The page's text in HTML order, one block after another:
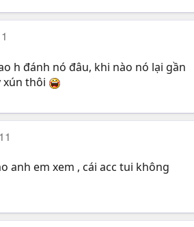
h đánh nó đâu, khi nào nó lại gần
xún thôi
anh em xem , cái acc tui không